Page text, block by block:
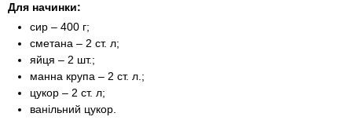
Для начинки:
сир – 400 г;
сметана – 2 ст. л;
яйця – 2 шт.;
манна крупа – 2 ст. л.;
цукор – 2 ст. л;
ванільний цукор.